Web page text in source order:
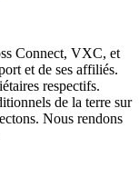
Connect, VXC, et
et de ses affiliés.
respectifs.
de la terre sur
Nous rendons